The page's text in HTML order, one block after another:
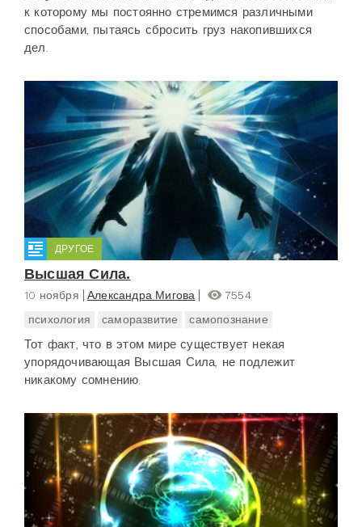
к которому мы постоянно стремимся различными
способами, пытаясь сбросить груз накопившихся
дел.
ДРУГОЕ
Высшая Сила.
10 ноября Александра Мигова
7554
психология
саморазвитие самопознание
Тот факт, что в этом мире существует некая
упорядочивающая Высшая Сила, не подлежит
никакому сомнению.